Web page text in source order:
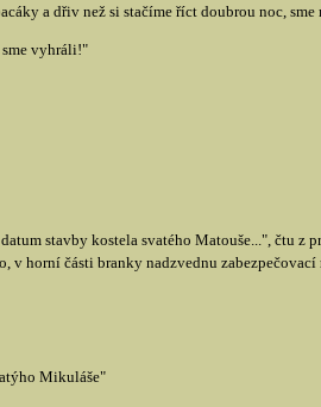
a dřiv než si stačíme říct doubrou noc, sme
vyhráli!"
stavby kostela svatého Matouše...", čtu z
horní části branky nadzvednu zabezpečovací
Mikuláše"